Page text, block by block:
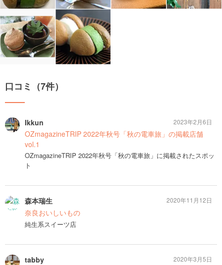
口コミ（7件）
Ikkun
OZmagazineTRIP 2022年秋号「秋の電車旅」の掲載店舗
vol.1
OZmagazineTRIP 2022年秋号「秋の電車旅」に掲載されたスポッ
ト
2023年2月6日
森本瑞生
奈良おいしいもの
純生系スイーツ店
2020年11月12日
tabby
2020年3月5日